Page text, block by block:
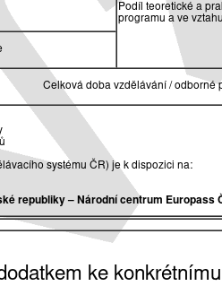
Podíl teoretické a
programu a ve
Celková doba vzdělávání /
systému ČR) je k dispozici na:
republiky– Národní centrum Europass
ke